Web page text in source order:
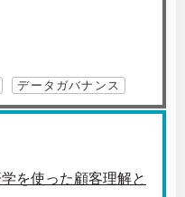
データガバナンス
を使った顧客理解と